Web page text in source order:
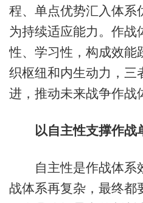
程、单点优势汇入体系
为持续适应能力。作战
性、学习性，构成效能
织枢纽和内生动力，三
进，推动未来战争作战
以自主性支撑作战
自主性是作战体系
战体系再复杂，最终都